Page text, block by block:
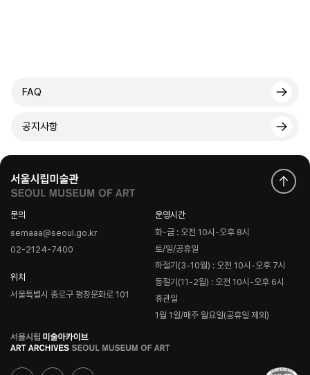
FAQ
공지사항
문의
semaaa@seoul.go.kr
02-2124-7400
위치
서울특별시 종로구 평창문화로 101
운영시간
화-금 : 오전 10시-오후 8시
토/일/공휴일
하절기(3-10월) : 오전 10시-오후 7시
동절기(11-2월) : 오전 10시-오후 6시
휴관일
1월 1일/매주 월요일(공휴일 제외)
로
고